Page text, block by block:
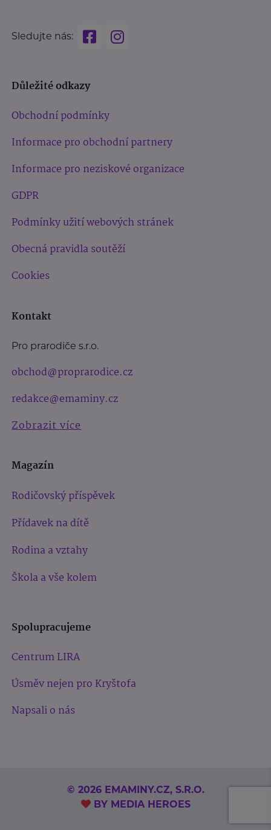
Sledujte nás:
Důležité odkazy
Obchodní podmínky
Informace pro obchodní partnery
Informace pro neziskové organizace
GDPR
Podmínky užití webových stránek
Obecná pravidla soutěží
Cookies
Kontakt
Pro prarodiče s.r.o.
obchod@proprarodice.cz
redakce@emaminy.cz
Zobrazit více
Magazín
Rodičovský příspěvek
Přídavek na dítě
Rodina a vztahy
Škola a vše kolem
Spolupracujeme
Centrum LIRA
Úsměv nejen pro Kryštofa
Napsali o nás
© 2026 EMAMINY.CZ, S.R.O.
BY MEDIA HEROES